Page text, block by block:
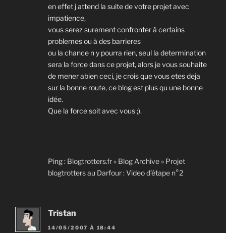
en effet j attend la suite de votre projet avec
impatience,
vous serez surement confronter à certains
problemes ou à des barrieres
ou la chance n y pourra rien, seul la determination
sera la force dans ce projet, alors je vous souhaite
de mener abien ceci, je crois que vous etes deja
sur la bonne route, ce blog est plus qu une bonne
idée.
Que la force soit avec vous ;).
Ping : Blogtrotters.fr » Blog Archive » Projet
blogtrotters au Darfour : Video d’étape n°2
Tristan
14/05/2007 À 18:44